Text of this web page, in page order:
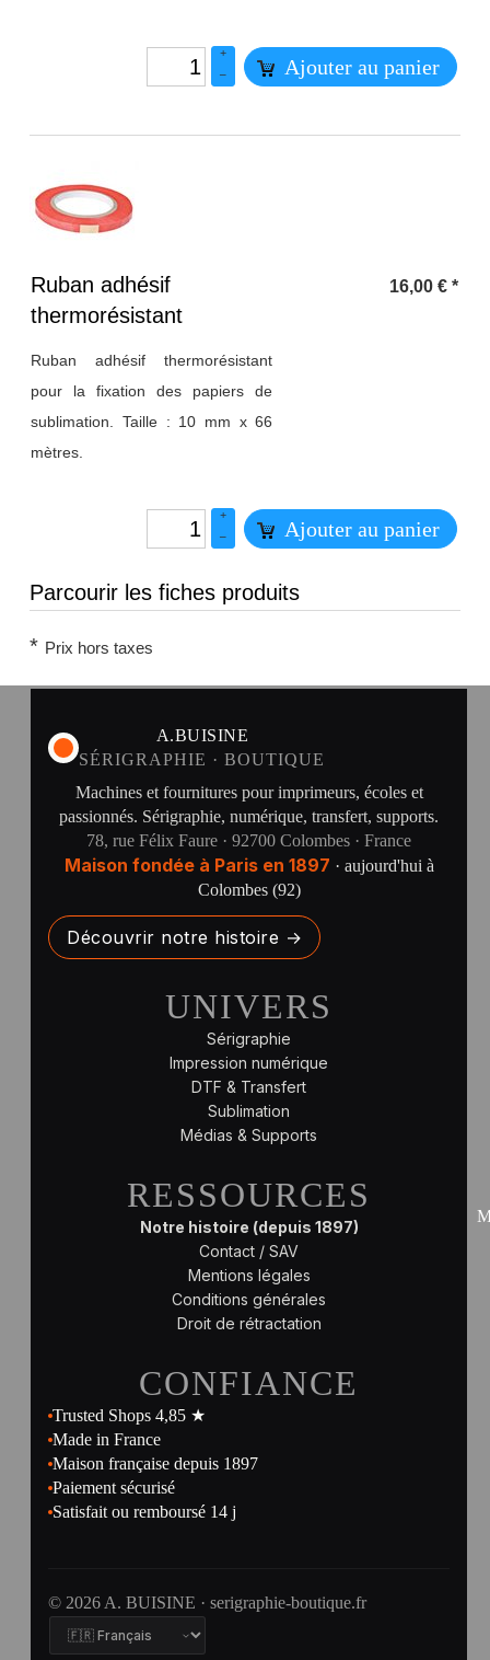
+
–
Ajouter au panier
Titre 1
Ruban adhésif
thermorésistant
Ruban adhésif thermorésistant
pour la fixation des papiers de
sublimation. Taille : 10 mm x 66
mètres.
16,00 € *
+
–
Ajouter au panier
Parcourir les fiches produits
* Prix hors taxes
A.BUISINE
SÉRIGRAPHIE · BOUTIQUE
Machines et fournitures pour imprimeurs, écoles et
passionnés. Sérigraphie, numérique, transfert, supports.
78, rue Félix Faure · 92700 Colombes · France
Maison fondée à Paris en 1897 · aujourd'hui à
Colombes (92)
Découvrir notre histoire →
UNIVERS
Sérigraphie
Impression numérique
DTF & Transfert
Sublimation
Médias & Supports
RESSOURCES
Notre histoire (depuis 1897)
Contact / SAV
Mentions légales
Conditions générales
Droit de rétractation
CONFIANCE
Trusted Shops 4,85 ★
Made in France
Maison française depuis 1897
Paiement sécurisé
Satisfait ou remboursé 14 j
© 2026 A. BUISINE · serigraphie-boutique.fr